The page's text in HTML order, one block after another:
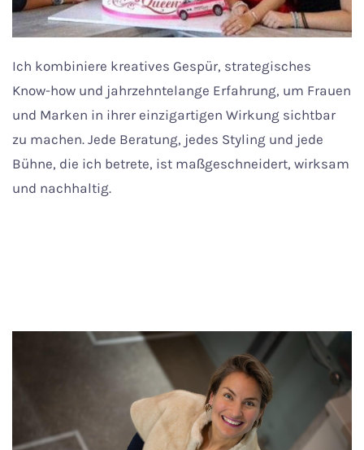
Ich kombiniere kreatives Gespür, strategisches
Know-how und jahrzehntelange Erfahrung, um Frauen
und Marken in ihrer einzigartigen Wirkung sichtbar
zu machen. Jede Beratung, jedes Styling und jede
Bühne, die ich betrete, ist maßgeschneidert, wirksam
und nachhaltig.